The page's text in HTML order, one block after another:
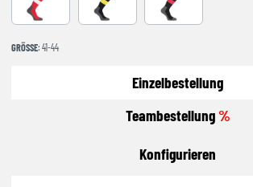
schwarz/limonengelbschwarz/rot
GRÖSSE : 41-44
Einzelbestellung
Teambestellung%
Konfigurieren